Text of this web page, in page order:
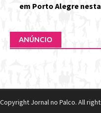
em Porto Alegre
ANÚNCIO
Copyright Jornal no Palco. All